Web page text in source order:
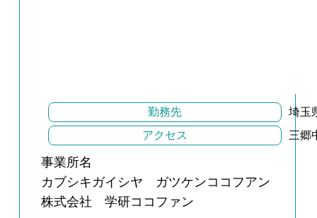
勤務先
埼玉
アクセス
三郷
事業所名
カブシキガイシヤ ガツケンココフアン
株式会社 学研ココファン